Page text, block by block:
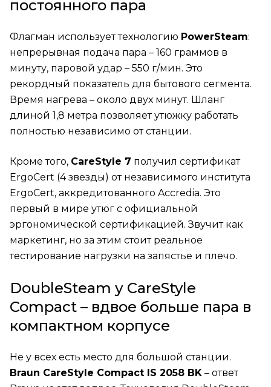
постоянного пара
Флагман использует технологию PowerSteam:
непрерывная подача пара – 160 граммов в
минуту, паровой удар – 550 г/мин. Это
рекордный показатель для бытового сегмента.
Время нагрева – около двух минут. Шланг
длиной 1,8 метра позволяет утюжку работать
полностью независимо от станции.
Кроме того, CareStyle 7 получил сертификат
ErgoCert (4 звезды) от независимого института
ErgoCert, аккредитованного Accredia. Это
первый в мире утюг с официальной
эргономической сертификацией. Звучит как
маркетинг, но за этим стоит реальное
тестирование нагрузки на запястье и плечо.
DoubleSteam у CareStyle
Compact – вдвое больше пара в
компактном корпусе
Не у всех есть место для большой станции.
Braun CareStyle Compact IS 2058 BK – ответ